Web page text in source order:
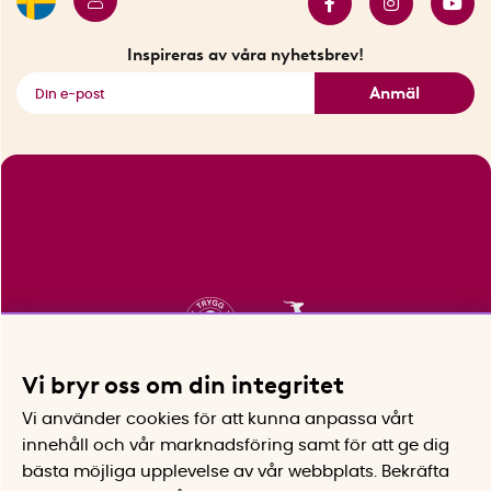
Inspireras av våra nyhetsbrev!
Anmäl
Vi bryr oss om din integritet
Vi använder cookies för att kunna anpassa vårt
innehåll och vår marknadsföring samt för att ge dig
bästa möjliga upplevelse av vår webbplats.
Bekräfta